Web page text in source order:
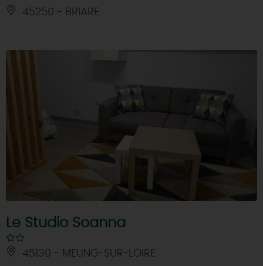
45250 - BRIARE
Le Studio Soanna
45130 - MEUNG-SUR-LOIRE